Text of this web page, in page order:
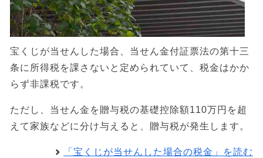
宝くじが当せんした場合、当せん金付証票法の第十三
条に所得税を課さないと定められていて、税金はかか
らず非課税です。
ただし、当せん金を贈与税の基礎控除額110万円を超
えて家族などに分け与えると、贈与税が発生します。
「宝くじが当せんした場合の税金」を読む